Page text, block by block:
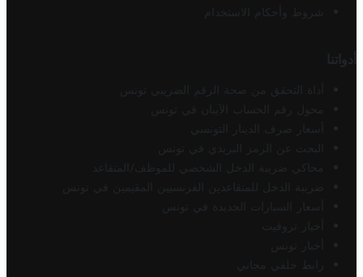
شروط وأحكام الاستخدام
أدواتنا
أداة التحقق من صحة الرقم الضريبي تونس
محول رقم الحساب الآيبان في تونس
أسعار صرف الدينار التونسي
البحث عن الرمز البريدي في تونس
محاكي ضريبة الدخل الشخصي للموظف/المتقاعد
ضريبة الدخل للمتقاعدين الفرنسيين المقيمين في تونس
أسعار السيارات الجديدة في تونس
أخبار تروفيت
أخبار تونس
رابط خلفي مجاني